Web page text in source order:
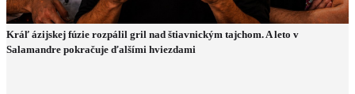
Kráľ ázijskej fúzie rozpálil gril nad štiavnickým tajchom. A leto v
Salamandre pokračuje ďalšími hviezdami